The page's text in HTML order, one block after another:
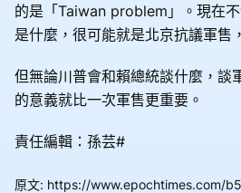
的是「Taiwan problem」。現在
是什麼，很可能就是北京抗議軍售
但無論川普會和賴總統談什麼，談
的意義就比一次軍售更重要。
責任編輯：孫芸#
原文: https://www.epochtimes.com/